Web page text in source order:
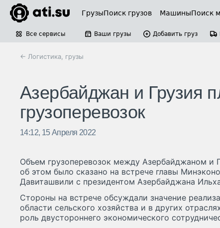
ГрузыПоиск грузов МашиныПоиск
Все сервисы Ваши грузы Добавить груз
← Логистика, грузы
Азербайджан и Грузия
грузоперевозок
14:12, 15 Апреля 2022
Объем грузоперевозок между Азербайджаном и
об этом было сказано на встрече главы
Давиташвили с президентом Азербайджана
Стороны на встрече обсуждали значение
области сельского хозяйства и в других
роль двустороннего экономического